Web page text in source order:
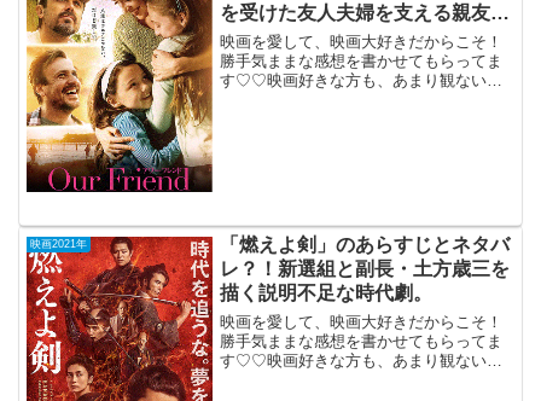
を受けた友人夫婦を支える親友の
実話物語。
映画を愛して、映画大好きだからこそ！
勝手気ままな感想を書かせてもらってま
す♡♡映画好きな方も、あまり観ない方
映画2021年
「燃えよ剣」のあらすじとネタバ
レ？！新選組と副長・土方歳三を
描く説明不足な時代劇。
映画を愛して、映画大好きだからこそ！
勝手気ままな感想を書かせてもらってま
す♡♡映画好きな方も、あまり観ない方